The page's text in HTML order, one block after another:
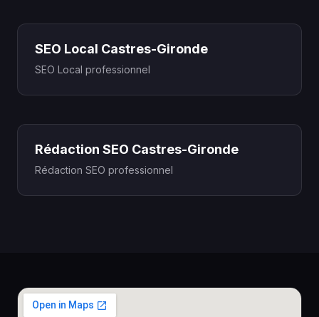
SEO Local Castres-Gironde
SEO Local professionnel
Rédaction SEO Castres-Gironde
Rédaction SEO professionnel